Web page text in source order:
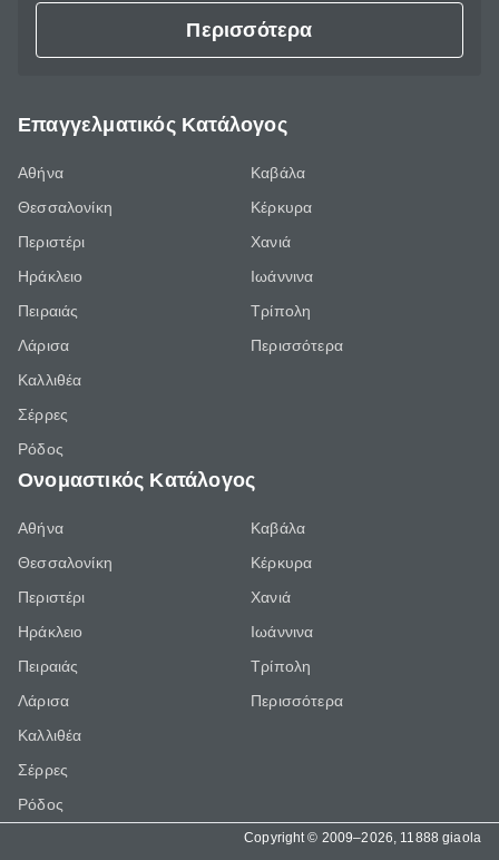
Περισσότερα
Επαγγελματικός Κατάλογος
Αθήνα
Θεσσαλονίκη
Περιστέρι
Ηράκλειο
Πειραιάς
Λάρισα
Καλλιθέα
Σέρρες
Ρόδος
Καβάλα
Κέρκυρα
Χανιά
Ιωάννινα
Τρίπολη
Περισσότερα
Ονομαστικός Κατάλογος
Αθήνα
Θεσσαλονίκη
Περιστέρι
Ηράκλειο
Πειραιάς
Λάρισα
Καλλιθέα
Σέρρες
Ρόδος
Καβάλα
Κέρκυρα
Χανιά
Ιωάννινα
Τρίπολη
Περισσότερα
Copyright © 2009–2026, 11888 giaola